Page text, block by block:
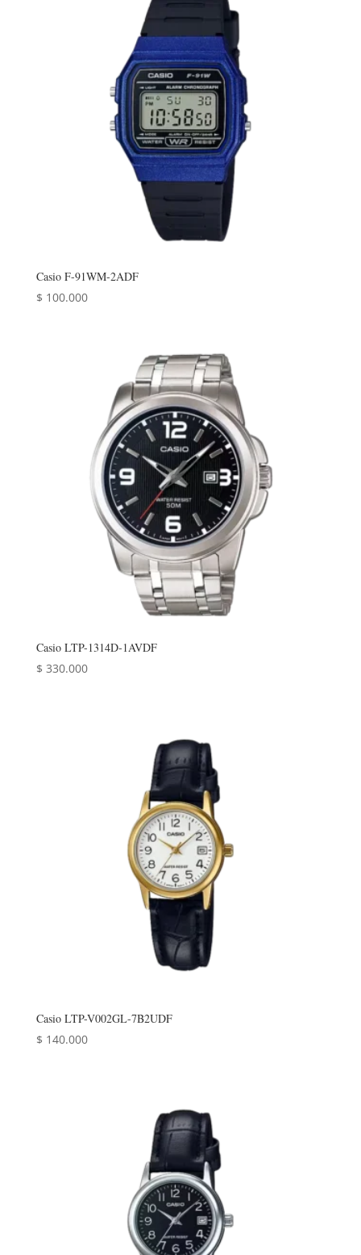
Casio F-91WM-2ADF
$ 100.000
Casio LTP-1314D-1AVDF
$ 330.000
Casio LTP-V002GL-7B2UDF
$ 140.000